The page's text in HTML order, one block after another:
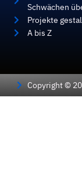
Schwächen
Projekte
A bis Z
Copyright ©